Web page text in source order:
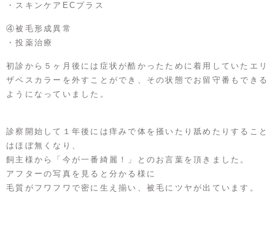
・スキンケアECプラス
④被毛形成異常
・投薬治療
初診から５ヶ月後には症状が酷かったために着用していたエリ
ザベスカラーを外すことができ、その状態でお留守番もできる
ようになっていました。
診察開始して１年後には痒みで体を掻いたり舐めたりすること
はほぼ無くなり、
飼主様から「今が一番綺麗！」とのお言葉を頂きました。
アフターの写真を見ると分かる様に
毛質がフワフワで密に生え揃い、被毛にツヤが出ています。